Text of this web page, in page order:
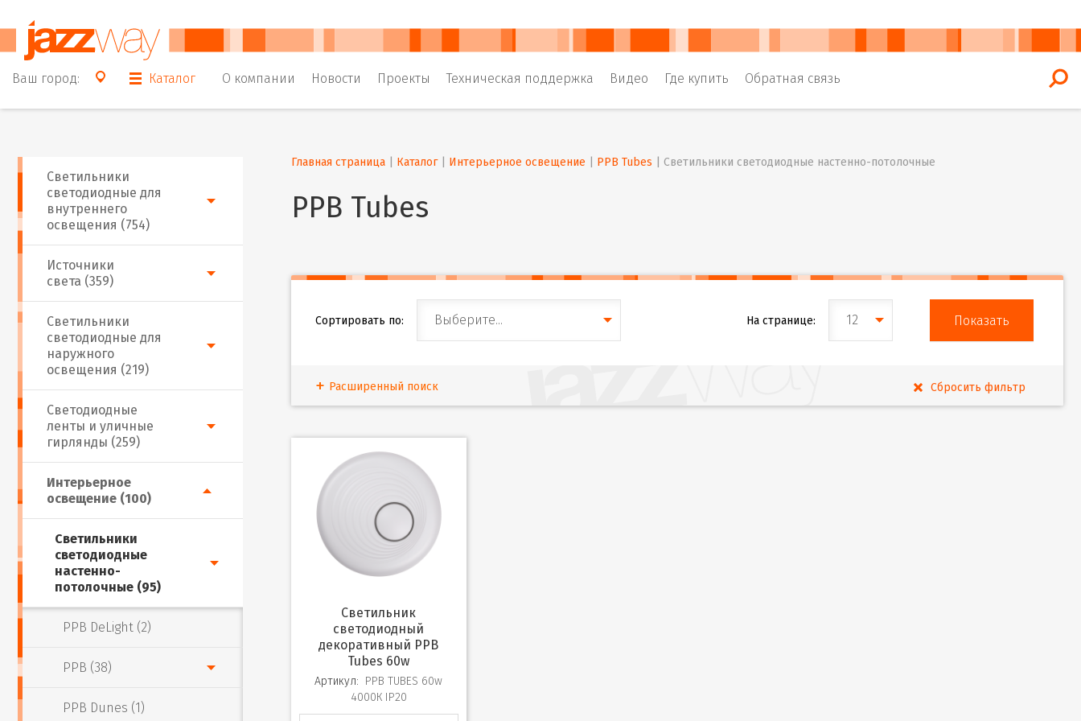
Ваш город: Каталог О компании Новости Проекты Техническая поддержка Видео Где купить Обратная связь
Интерьерное
освещение (100)
Светильники
светодиодные
настенно-
потолочные (95)
PPB DeLight (2)
PPB (38)
PPB Dunes (1)
Источники
света (359)
Светодиодные
ленты и уличные
гирлянды (259)
Светильники
светодиодные для
внутреннего
освещения (754)
Светильники
светодиодные для
наружного
освещения (219)
Главная страница Каталог | Интерьерное освещение PPB Tubes Светильники светодиодные настенно-потолочные
PPB Tubes
Сортировать по: Выберите... На странице: 12
Расширенный поиск
Светильник
светодиодный
декоративный PPB
Tubes 60w
Артикул: PPB TUBES 60w
4000К IP20